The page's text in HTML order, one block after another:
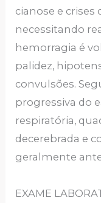
cianose e crises
necessitando
hemorragia é
palidez,
convulsões.
progressiva do
respiratória,
decerebrada e
geralmente
EXAME